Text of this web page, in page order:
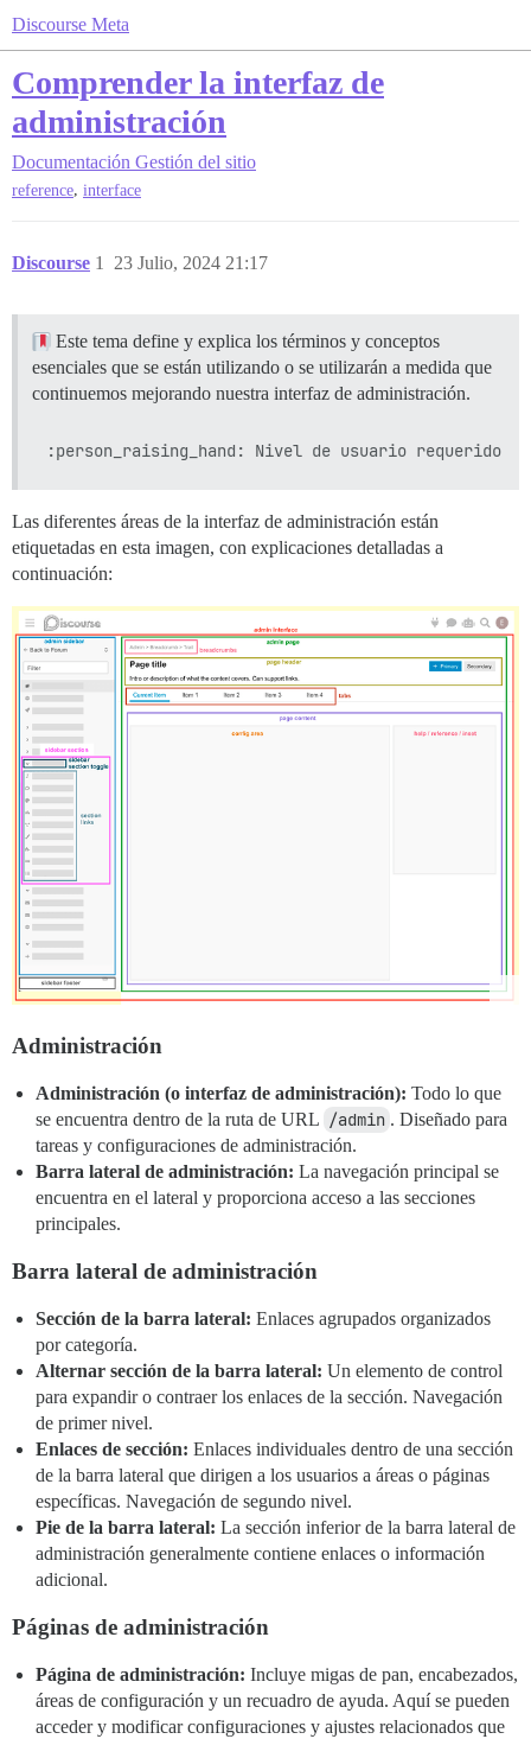
Discourse Meta
Comprender la interfaz de
administración
Documentación Gestión del sitio
reference, interface
Discourse 23 Julio, 2024 21:17
1
Este tema define y explica los términos y conceptos
esenciales que se están utilizando o se utilizarán a medida que
continuemos mejorando nuestra interfaz de administración.
Las diferentes áreas de la interfaz de administración están
etiquetadas en esta imagen, con explicaciones detalladas a
continuación:
Administración
Administración (o interfaz de administración): Todo lo que
se encuentra dentro de la ruta de URL /admin . Diseñado para
tareas y configuraciones de administración.
Barra lateral de administración: La navegación principal se
encuentra en el lateral y proporciona acceso a las secciones
principales.
Barra lateral de administración
Sección de la barra lateral: Enlaces agrupados organizados
por categoría.
Alternar sección de la barra lateral: Un elemento de control
para expandir o contraer los enlaces de la sección. Navegación
de primer nivel.
Enlaces de sección: Enlaces individuales dentro de una sección
de la barra lateral que dirigen a los usuarios a áreas o páginas
específicas. Navegación de segundo nivel.
Pie de la barra lateral: La sección inferior de la barra lateral de
administración generalmente contiene enlaces o información
adicional.
Páginas de administración
Página de administración: Incluye migas de pan, encabezados,
áreas de configuración y un recuadro de ayuda. Aquí se pueden
acceder y modificar configuraciones y ajustes relacionados que